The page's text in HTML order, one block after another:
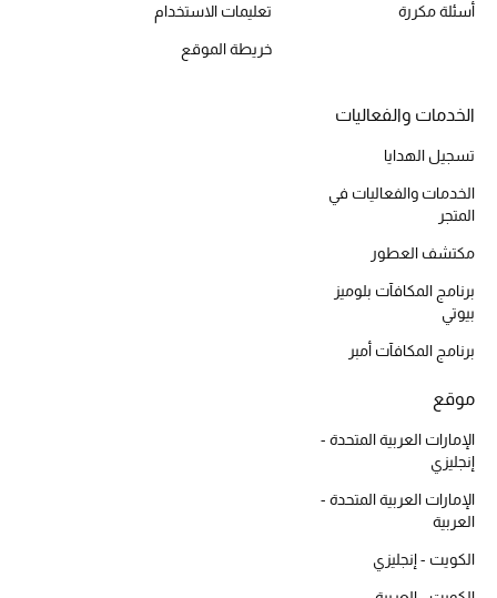
تسوقوا الأحذية
خصومات
جميع مستحضرات الجمال
الجديد في عالم الجمال
الأكثر مبيعاً
العطور
مكتشف العطور
أسئلة مكررة تعليمات الاستخدام
خريطة الموقع
الخدمات والفعاليات
تسجيل الهدايا
الخدمات والفعاليات في
المتجر
مكتشف العطور
برنامج المكافآت بلوميز
بيوتي
برنامج المكافآت أمبر
موقع
الإمارات العربية المتحدة -
إنجليزي
الإمارات العربية المتحدة -
العربية
الكويت - إنجليزي